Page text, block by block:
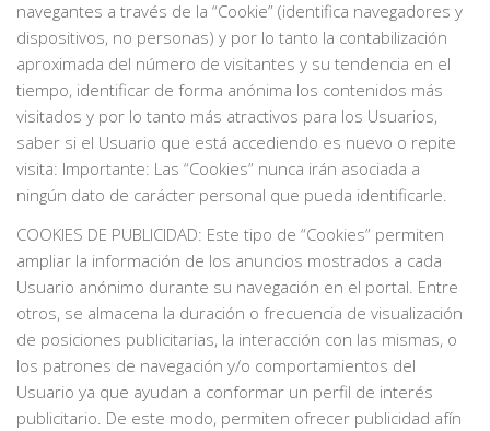
navegantes a través de la “Cookie” (identifica navegadores y
dispositivos, no personas) y por lo tanto la contabilización
aproximada del número de visitantes y su tendencia en el
tiempo, identificar de forma anónima los contenidos más
visitados y por lo tanto más atractivos para los Usuarios,
saber si el Usuario que está accediendo es nuevo o repite
visita: Importante: Las “Cookies” nunca irán asociada a
ningún dato de carácter personal que pueda identificarle.
COOKIES DE PUBLICIDAD: Este tipo de “Cookies” permiten
ampliar la información de los anuncios mostrados a cada
Usuario anónimo durante su navegación en el portal. Entre
otros, se almacena la duración o frecuencia de visualización
de posiciones publicitarias, la interacción con las mismas, o
los patrones de navegación y/o comportamientos del
Usuario ya que ayudan a conformar un perfil de interés
publicitario. De este modo, permiten ofrecer publicidad afín